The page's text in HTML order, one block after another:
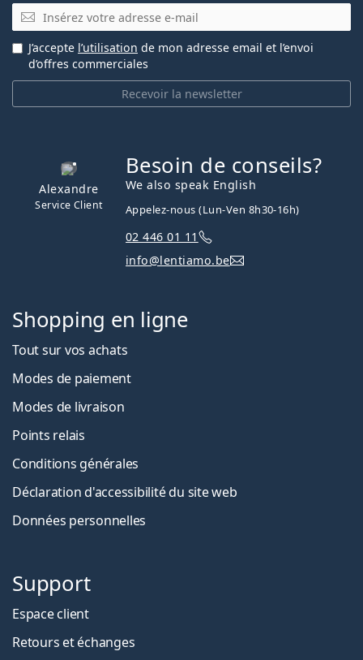
E-mail
Recevoir la newsletter
J’accepte l’utilisation de mon adresse email et l’envoi
d’offres commerciales
Alexandre
Service Client
Besoin de conseils?
We also speak English
Appelez-nous (Lun-Ven 8h30-16h)
02 446 01 11
info@lentiamo.be
Shopping en ligne
Tout sur vos achats
Modes de paiement
Modes de livraison
Points relais
Conditions générales
Déclaration d'accessibilité du site web
Données personnelles
Support
Espace client
Retours et échanges